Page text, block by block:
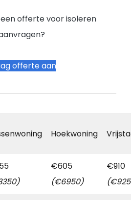
offerte voor isoleren
offerte aan
Hoekwoning
€605
(€6950)
€910